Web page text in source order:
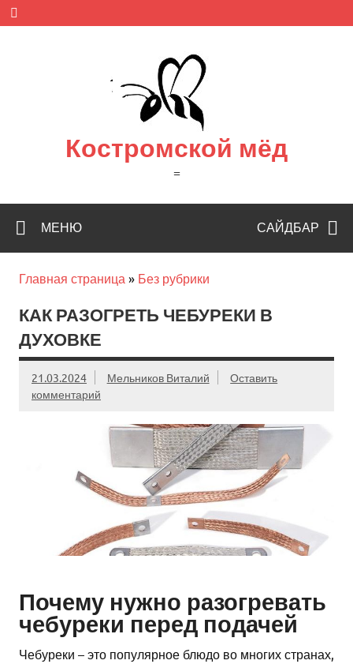
Skip
content
Костромской мёд
=
САЙДБАР
МЕНЮ
Главная страница » Без рубрики
КАК РАЗОГРЕТЬ ЧЕБУРЕКИ В
ДУХОВКЕ
21.03.2024 Мельников Виталий
Оставить
комментарий
Почему нужно разогревать
чебуреки перед подачей
Чебуреки – это популярное блюдо во многих странах,